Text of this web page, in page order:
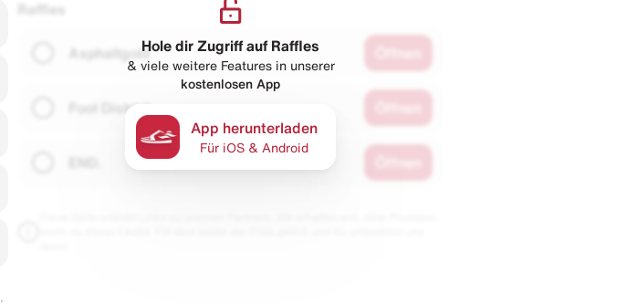
Raffles
Asphaltgold
Foot District
Hole dir Zugriff auf Raffles
& viele weitere Features in unserer
kostenlosen App
App herunterladen
Für iOS & Android